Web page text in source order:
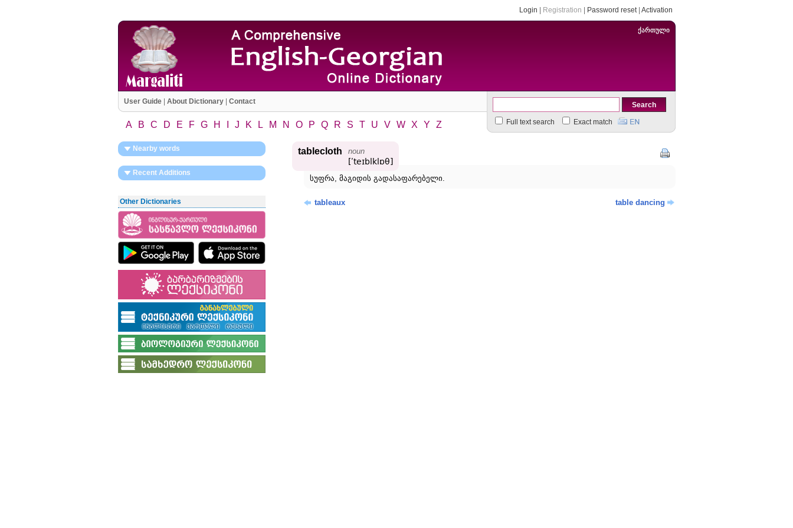
Login Registration Password reset| Activation
ქართული
User Guide| About Dictionary| Contact
Full text search Exact match
A B C D E F G H J K L M N O P Q R S T U V W X Y Z
Nearby words
Recent Additions
Other Dictionaries
tablecloth noun
[ʹteɪblklɒθ]
სუფრა, მაგიდის გადასაფარებელი.
tableaux table dancing